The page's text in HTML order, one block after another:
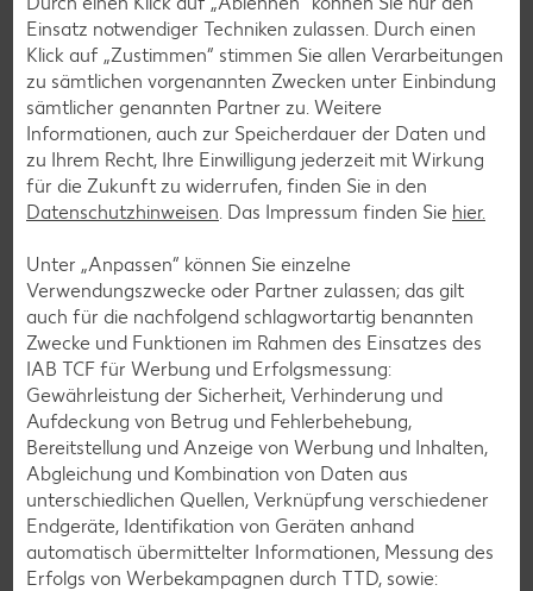
Kaufland - Stundenplan
Jetzt herunterladen
Download: Checkliste
Einsatz notwendiger Techniken zulassen. Durch einen
Klick auf „Zustimmen“ stimmen Sie allen Verarbeitungen
zu sämtlichen vorgenannten Zwecken unter Einbindung
sämtlicher genannten Partner zu. Weitere
Informationen, auch zur Speicherdauer der Daten und
zu Ihrem Recht, Ihre Einwilligung jederzeit mit Wirkung
für die Zukunft zu widerrufen, finden Sie in den
Datenschutzhinweisen. Das Impressum finden Sie hier.
Unter „Anpassen“ können Sie einzelne
Verwendungszwecke oder Partner zulassen; das gilt
auch für die nachfolgend schlagwortartig benannten
Zwecke und Funktionen im Rahmen des Einsatzes des
IAB TCF für Werbung und Erfolgsmessung:
Gewährleistung der Sicherheit, Verhinderung und
Aufdeckung von Betrug und Fehlerbehebung,
Bereitstellung und Anzeige von Werbung und Inhalten,
Abgleichung und Kombination von Daten aus
unterschiedlichen Quellen, Verknüpfung verschiedener
Endgeräte, Identifikation von Geräten anhand
automatisch übermittelter Informationen, Messung des
Erfolgs von Werbekampagnen durch TTD, sowie: